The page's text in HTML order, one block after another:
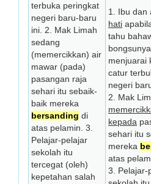
terbuka peringkat
negeri baru-baru
ini. 2. Mak Limah
sedang
(memercikkan) air
mawar (pada)
pasangan raja
sehari itu sebaik-
baik mereka
bersanding di
atas pelamin. 3.
Pelajar-pelajar
sekolah itu
tercegat (oleh)
kepetahan salah
1. Ibu dan
hati
tahu
menjuarai
catur
negeri
2. Mak
kepada
sehari itu
mereka
atas
3. Pelajar-